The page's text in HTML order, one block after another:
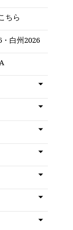
ちら
・白州2026